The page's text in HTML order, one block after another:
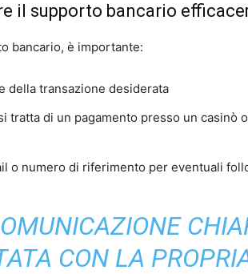
il supporto bancario
bancario, è importante:
della transazione desiderata
tratta di un pagamento presso un casinò
o numero di riferimento per eventuali
CON LA